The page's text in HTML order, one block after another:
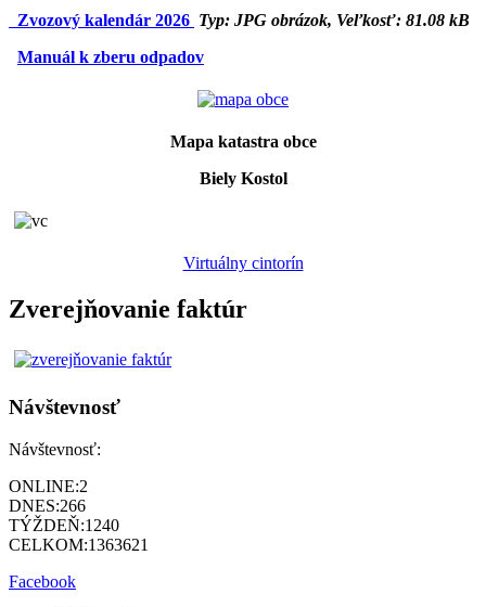
Zvozový kalendár 2026 Typ: JPG obrázok, Veľkosť: 81.08 kB
Manuál k zberu odpadov
Mapa katastra obce
Biely Kostol
Virtuálny cintorín
Zverejňovanie faktúr
Návštevnosť
Návštevnosť:
ONLINE:2
DNES:266
TÝŽDEŇ:1240
CELKOM:1363621
Facebook